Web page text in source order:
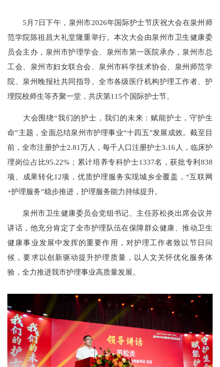
5月7日下午，泉州市2026年国际护士节庆祝大会在泉州师
范学院陈祖昌大礼堂隆重举行。本次大会由泉州市卫生健康委
员会主办，泉州市护理学会、泉州市第一医院承办，泉州市总
工会、泉州市妇女联合会、泉州市科学技术协会、泉州师范学
院、泉州晚报社共同指导。全市各级医疗机构护理工作者、护
理院校师生等齐聚一堂，共庆第115个国际护士节。
大会围绕“我们的护士，我们的未来：赋能护士，守护生
命”主题，全面总结泉州市护理事业“十四五”发展成效。截至目
前，全市注册护士2.81万人，每千人口注册护士3.16人，临床护
理岗位占比95.22%；累计培养专科护士1337名，获批专利838
项、成果转化12项，优质护理服务实现城乡全覆盖，“互联网
+护理服务”稳步推进，护理服务能力持续提升。
泉州市卫生健康委员会党组书记、主任苏松炎出席会议并
讲话，他充分肯定了全市护理队伍在保障群众健康、推动卫生
健康事业发展中发挥的重要作用，对护理工作者致以节日问
候，要求以创新驱动提升护理质量，以人文关怀优化服务体
验，全力推进我市护理事业高质量发展。